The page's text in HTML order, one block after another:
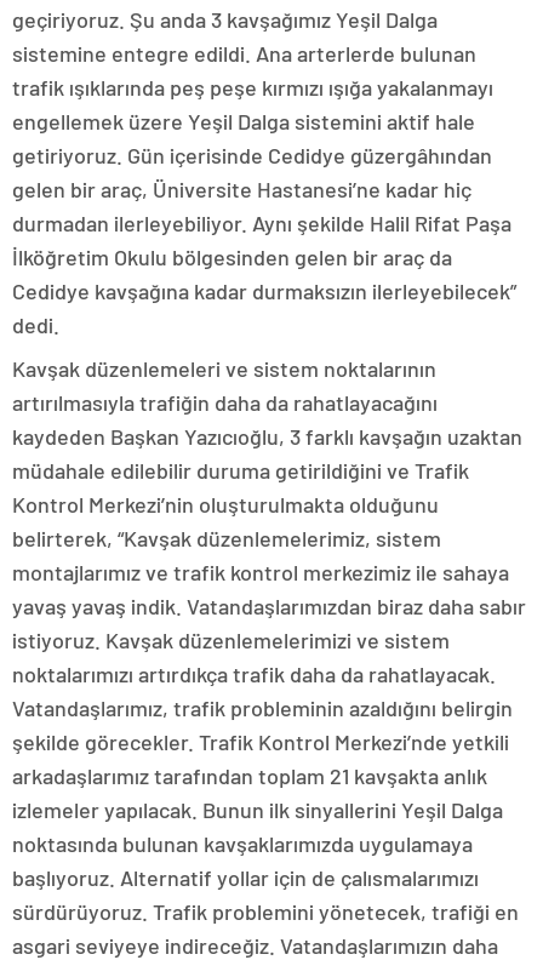
geçiriyoruz. Şu anda 3 kavşağımız Yeşil Dalga
sistemine entegre edildi. Ana arterlerde bulunan
trafik ışıklarında peş peşe kırmızı ışığa yakalanmayı
engellemek üzere Yeşil Dalga sistemini aktif hale
getiriyoruz. Gün içerisinde Cedidye güzergâhından
gelen bir araç, Üniversite Hastanesi’ne kadar hiç
durmadan ilerleyebiliyor. Aynı şekilde Halil Rifat Paşa
İlköğretim Okulu bölgesinden gelen bir araç da
Cedidye kavşağına kadar durmaksızın ilerleyebilecek”
dedi.
Kavşak düzenlemeleri ve sistem noktalarının
artırılmasıyla trafiğin daha da rahatlayacağını
kaydeden Başkan Yazıcıoğlu, 3 farklı kavşağın uzaktan
müdahale edilebilir duruma getirildiğini ve Trafik
Kontrol Merkezi’nin oluşturulmakta olduğunu
belirterek, “Kavşak düzenlemelerimiz, sistem
montajlarımız ve trafik kontrol merkezimiz ile sahaya
yavaş yavaş indik. Vatandaşlarımızdan biraz daha sabır
istiyoruz. Kavşak düzenlemelerimizi ve sistem
noktalarımızı artırdıkça trafik daha da rahatlayacak.
Vatandaşlarımız, trafik probleminin azaldığını belirgin
şekilde görecekler. Trafik Kontrol Merkezi’nde yetkili
arkadaşlarımız tarafından toplam 21 kavşakta anlık
izlemeler yapılacak. Bunun ilk sinyallerini Yeşil Dalga
noktasında bulunan kavşaklarımızda uygulamaya
başlıyoruz. Alternatif yollar için de çalısmalarımızı
sürdürüyoruz. Trafik problemini yönetecek, trafiği en
asgari seviyeye indireceğiz. Vatandaşlarımızın daha